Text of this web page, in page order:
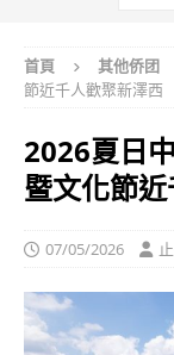
首頁 其他侨团
節近千人歡聚新澤西
2026夏日
暨文化節
07/05/2026